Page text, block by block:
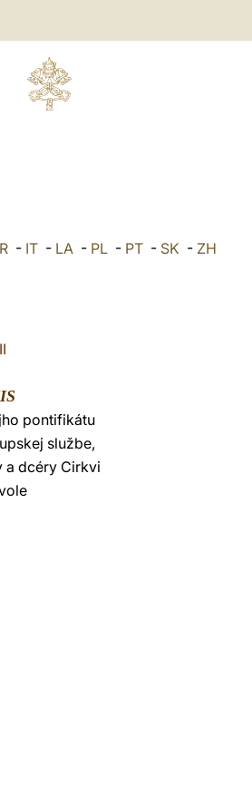
- IT - LA - PL - PT - SK - ZH
pontifikátu
službe,
a dcéry Cirkvi